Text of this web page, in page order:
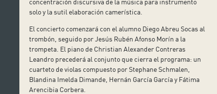
concentración discursiva de la música para instrumento
solo y la sutil elaboración camerística.
El concierto comenzará con el alumno Diego Abreu Socas al
trombón, seguido por Jesús Rubén Afonso Morín a la
trompeta. El piano de Christian Alexander Contreras
Leandro precederá al conjunto que cierra el programa: un
cuarteto de violas compuesto por Stephane Schmalen,
Blandina Imelda Dimande, Hernán García García y Fátima
Arencibia Corbera.